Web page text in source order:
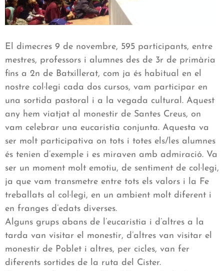
El dimecres 9 de novembre, 595 participants, entre
mestres, professors i alumnes des de 3r de primària
fins a 2n de Batxillerat, com ja és habitual en el
nostre col·legi cada dos cursos, vam participar en
una sortida pastoral i a la vegada cultural. Aquest
any hem viatjat al monestir de Santes Creus, on
vam celebrar una eucaristia conjunta. Aquesta va
ser molt participativa on tots i totes els/les alumnes
és tenien d’exemple i es miraven amb admiració. Va
ser un moment molt emotiu, de sentiment de col·legi,
ja que vam transmetre entre tots els valors i la Fe
treballats al col·legi, en un ambient molt diferent i
en franges d’edats diverses.
Alguns grups abans de l’eucaristia i d’altres a la
tarda van visitar el monestir, d’altres van visitar el
monestir de Poblet i altres, per cicles, van fer
diferents sortides de la ruta del Cister.